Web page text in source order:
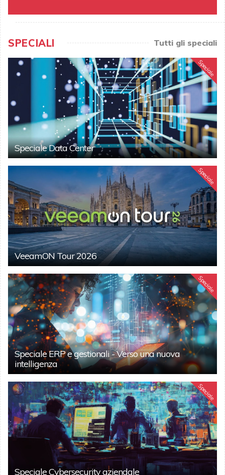
SPECIALI Tutti gli speciali
Speciale
Speciale Data Center
Speciale
VeeamON Tour 2026
Speciale
Speciale ERP e gestionali - Verso una nuova
intelligenza
Speciale
Speciale Cybersecurity aziendale